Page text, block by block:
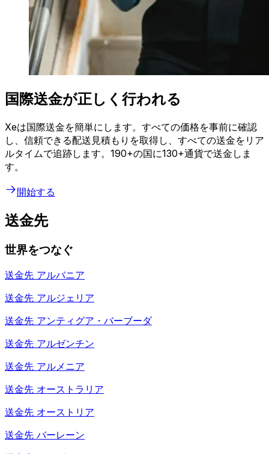
国際送金が正しく行われる
Xeは国際送金を簡単にします。すべての価格を事前に確認
し、信頼できる配送見積もりを取得し、すべての送金をリア
ルタイムで追跡します。190+の国に130+通貨で送金しま
す。
開始する
送金先
世界をつなぐ
送金先 アルバニア
送金先 アルジェリア
送金先 アンティグア・バーブーダ
送金先 アルゼンチン
送金先 アルメニア
送金先 オーストラリア
送金先 オーストリア
送金先 バーレーン